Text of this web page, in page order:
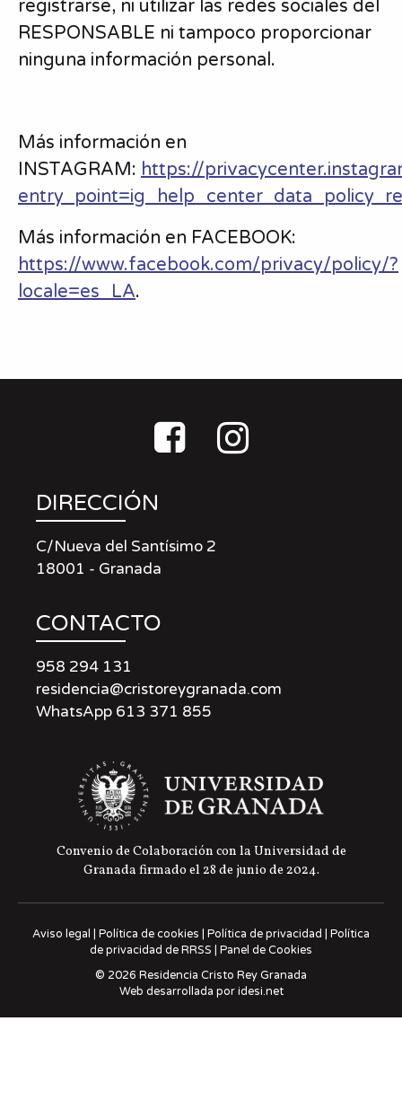
registrarse, ni utilizar las redes sociales del
RESPONSABLE ni tampoco proporcionar
ninguna información personal.
Más información en
INSTAGRAM: https://
Más información en FACEBOOK:
https://www.facebook.com/privacy/policy/?
locale=es_LA.
Convenio de Colaboración con la Universidad de
Granada firmado el 28 de junio de 2024.
DIRECCIÓN
C/Nueva del Santísimo 2
18001 - Granada
CONTACTO
958 294 131
residencia@cristoreygranada.com
WhatsApp 613 371 855
Aviso legal | Política de cookies | Política de privacidad | Política
de privacidad de RRSS | Panel de Cookies
© 2026 Residencia Cristo Rey Granada
Web desarrollada poridesi.net